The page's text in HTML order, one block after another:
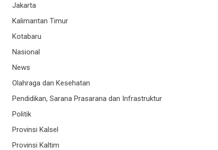
Jakarta
Kalimantan Timur
Kotabaru
Nasional
News
Olahraga dan Kesehatan
Pendidikan, Sarana Prasarana dan Infrastruktur
Politik
Provinsi Kalsel
Provinsi Kaltim